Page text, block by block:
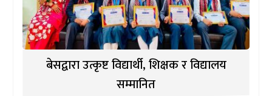
बेसद्वारा उत्कृष्ट विद्यार्थी, शिक्षक र विद्यालय
सम्मानित